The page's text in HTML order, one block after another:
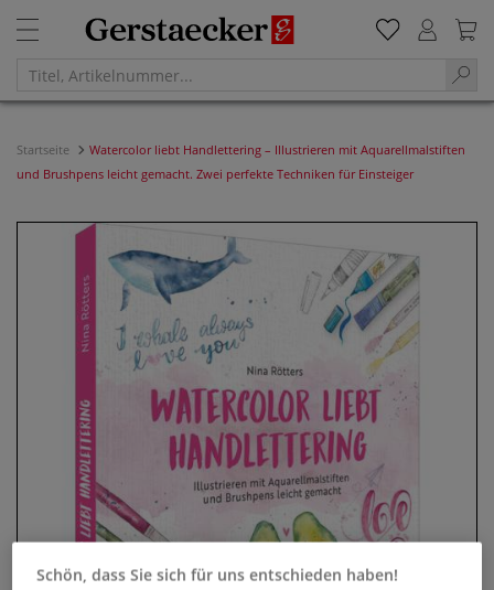
Startseite
Watercolor liebt Handlettering – Illustrieren mit Aquarellmalstiften
und Brushpens leicht gemacht. Zwei perfekte Techniken für Einsteiger
Schön, dass Sie sich für uns entschieden haben!